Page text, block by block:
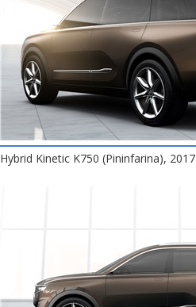
Hybrid Kinetic K750 (Pininfarina), 2017